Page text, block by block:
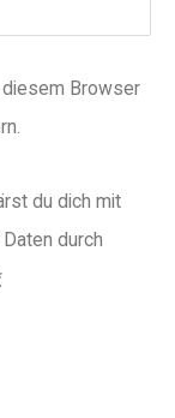
Browser
du dich mit
durch